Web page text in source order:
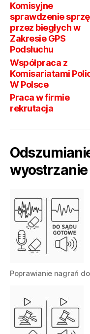
Komisyjne
sprawdzenie
przez biegłych w
Zakresie GPS
Podsłuchu
Współpraca z
Komisariatami
W Polsce
Praca w firmie
rekrutacja
Poprawianie nagrań